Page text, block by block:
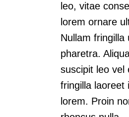
leo, vitae
lorem ornare
Nullam fringilla
pharetra.
suscipit leo vel
fringilla laoreet
lorem. Proin